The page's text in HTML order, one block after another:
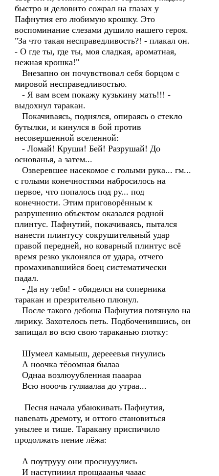
быстро и деловито сожрал на глазах у
Пафнутия его любимую крошку. Это
воспоминание слезами душило нашего героя.
"За что такая несправедливость?! - плакал он.
- О где ты, где ты, моя сладкая, ароматная,
нежная крошка!"
Внезапно он почувствовал себя борцом с
мировой несправедливостью.
- Я вам всем покажу кузькину мать!!! -
выдохнул таракан.
Покачиваясь, поднялся, опираясь о стекло
бутылки, и кинулся в бой против
несовершенной вселенной:
- Ломай! Круши! Бей! Разрушай! До
основанья, а затем...
Озверевшее насекомое с голыми рука... гм...
с голыми конечностями набросилось на
первое, что попалось под ру... под
конечности. Этим приговорённым к
разрушению объектом оказался родной
плинтус. Пафнутий, покачиваясь, пытался
нанести плинтусу сокрушительный удар
правой передней, но коварный плинтус всё
время резко уклонялся от удара, отчего
промахивавшийся боец систематически
падал.
- Да ну тебя! - обиделся на соперника
таракан и презрительно плюнул.
После такого дебоша Пафнутия потянуло на
лирику. Захотелось петь. Подбоченившись, он
запищал во всю свою тараканью глотку:
Шумеел камыыш, дерееевья гнуулись
А ноочка тёоомная былаа
Однаа возлюуубленная пааараа
Всю нооочь гуляаалаа до утраа...
Песня начала убаюкивать Пафнутия,
навевать дремоту, и оттого становиться
унылее и тише. Таракану приспичило
продолжать пение лёжа:
А поутрууу они проснууулись
И наступииил прощааанья чааас